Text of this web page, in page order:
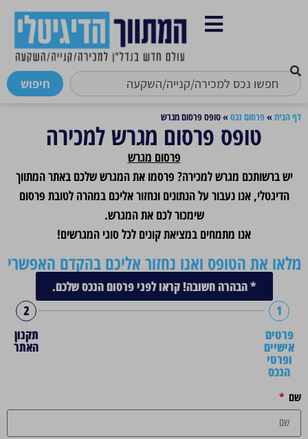
חיפוש
דף הבית » פרסום נכס »טופס פרסום מגרש
טופס פרסום מגרש למכירה
פרסום מגרש
יש ברשותכם מגרש למכירה? פרסמו את המגרש שלכם באתר המתווך
הדיגטלי, אנו נעבור על הנתונים ונחזור אליכם במהרה לטובת פרסום
שימכור לכם את המגרש.
אנו מתמחים במציאת קונים לכל סוגי המגרשים!
מלאו את הטופס ואנו נחזור אליכם בהקדם האפשרי
* הבהרה חשובה! קראו לפני פרסום הנכס שלכם.
1
פרטים
אישיים
ופרטי
הנכס
2
תקנון
האתר
שם